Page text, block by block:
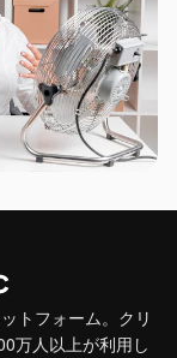
トフォーム。クリ
万人以上が利用し